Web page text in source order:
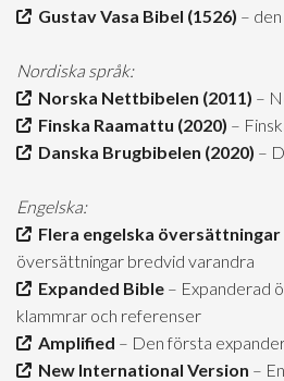
Gustav Vasa Bibel (1526) –
Nordiska språk:
Norska Nettbibelen (2011) –
Finska Raamattu (2020) –
Danska Brugbibelen (2020) –
Engelska:
Flera engelska översättningar
översättningar bredvid varandra
Expanded Bible – Expanderad
klammrar och referenser
Amplified – Den första
New International Version –